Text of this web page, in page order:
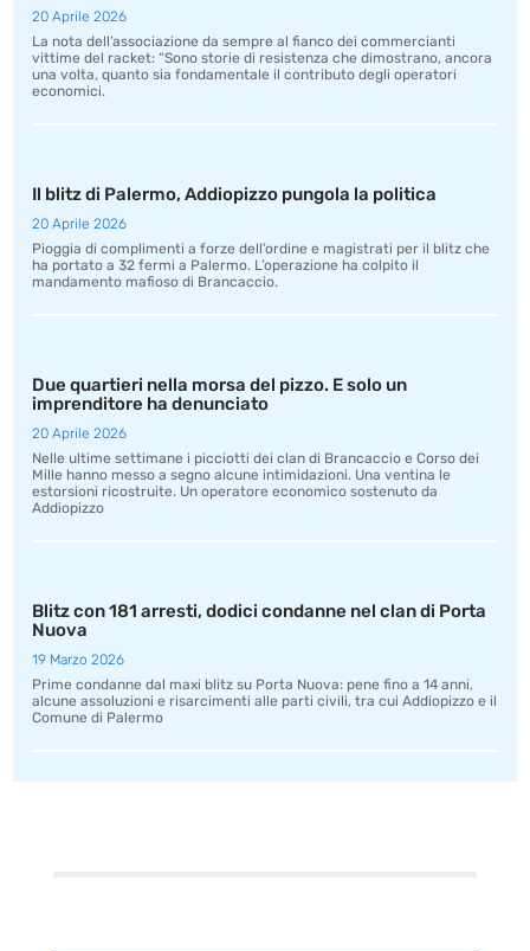
20 Aprile 2026
La nota dell’associazione da sempre al fianco dei commercianti
vittime del racket: “Sono storie di resistenza che dimostrano, ancora
una volta, quanto sia fondamentale il contributo degli operatori
economici.
Il blitz di Palermo, Addiopizzo pungola la politica
20 Aprile 2026
Pioggia di complimenti a forze dell’ordine e magistrati per il blitz che
ha portato a 32 fermi a Palermo. L’operazione ha colpito il
mandamento mafioso di Brancaccio.
Due quartieri nella morsa del pizzo. E solo un
imprenditore ha denunciato
20 Aprile 2026
Nelle ultime settimane i picciotti dei clan di Brancaccio e Corso dei
Mille hanno messo a segno alcune intimidazioni. Una ventina le
estorsioni ricostruite. Un operatore economico sostenuto da
Addiopizzo
Blitz con 181 arresti, dodici condanne nel clan di Porta
Nuova
19 Marzo 2026
Prime condanne dal maxi blitz su Porta Nuova: pene fino a 14 anni,
alcune assoluzioni e risarcimenti alle parti civili, tra cui Addiopizzo e il
Comune di Palermo